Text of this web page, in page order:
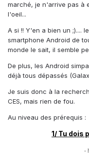
marché, je n'arrive pas à
l'oeil...
A si !! Y'en a bien un ;)....
smartphone Android de
monde le sait, il semble
De plus, les Android
déjà tous dépassés
Je suis donc à la
CES, mais rien de fou.
Au niveau des prérequis :
1/ Tu dois
-